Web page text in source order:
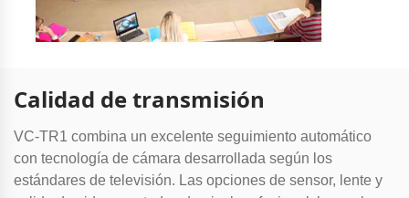
Calidad de transmisión
VC-TR1 combina un excelente seguimiento automático
con tecnología de cámara desarrollada según los
estándares de televisión. Las opciones de sensor, lente y